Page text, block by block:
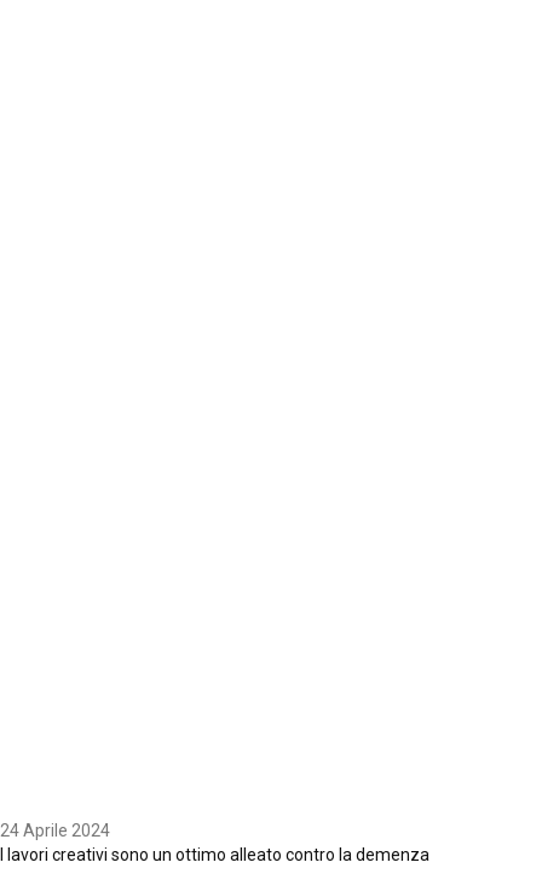
24 Aprile 2024
I lavori creativi sono un ottimo alleato contro la demenza